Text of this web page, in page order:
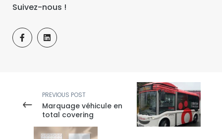
Suivez-nous !
PREVIOUS POST
Marquage véhicule en
total covering